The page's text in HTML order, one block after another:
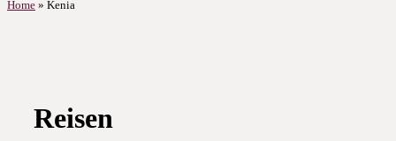
Home » Kenia
Reisen